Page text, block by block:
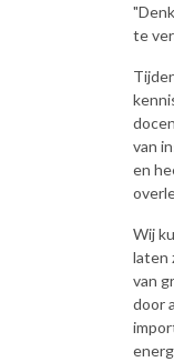
te
van
en
Wij
laten
van
door